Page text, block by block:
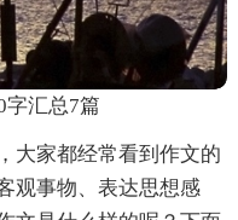
字汇总7篇
大家都经常看到作文的
观事物、表达思想感